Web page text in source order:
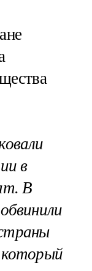
в
В
который